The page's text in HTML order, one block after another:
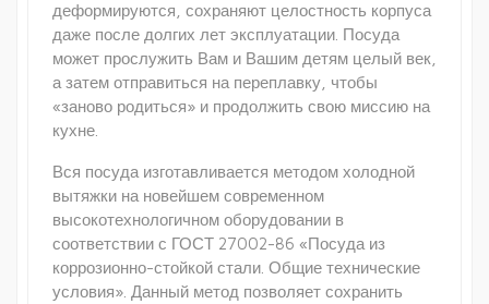
деформируются, сохраняют целостность корпуса
даже после долгих лет эксплуатации. Посуда
может прослужить Вам и Вашим детям целый век,
а затем отправиться на переплавку, чтобы
«заново родиться» и продолжить свою миссию на
кухне.
Вся посуда изготавливается методом холодной
вытяжки на новейшем современном
высокотехнологичном оборудовании в
соответствии с ГОСТ 27002-86 «Посуда из
коррозионно-стойкой стали. Общие технические
условия». Данный метод позволяет сохранить